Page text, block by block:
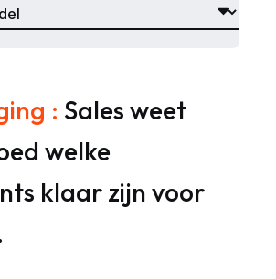
: Sales weet
welke
klaar zijn voor